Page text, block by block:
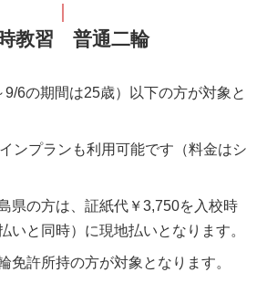
教習 普通二輪
6の期間は25歳）以下の方が対象と
ンプランも利用可能です（料金はシ
県の方は、証紙代￥3,750を入校時
いと同時）に現地払いとなります。
免許所持の方が対象となります。